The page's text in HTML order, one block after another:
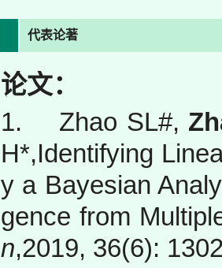
代表论著
论文：
1.
Zhao SL#,
H*,Identifying
y a Bayesian
gence from
n,2019, 36(6):